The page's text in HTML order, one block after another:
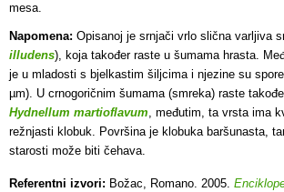
mesa.
Napomena: Opisanoj je srnjači vrlo slična varljiva
illudens), koja također raste u šumama hrasta.
je u mladosti s bjelkastim šiljcima i njezine su
µm). U crnogoričnim šumama (smreka) raste
Hydnellum martioflavum, međutim, ta vrsta ima
režnjasti klobuk. Površina je klobuka baršunasta,
starosti može biti čehava.
Referentni izvori: Božac, Romano. 2005.